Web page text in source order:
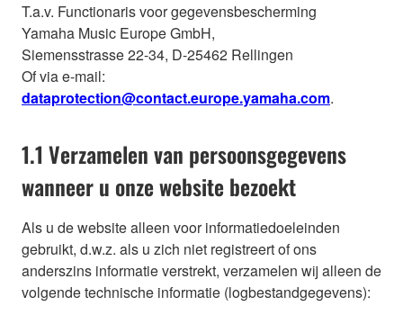
T.a.v. Functionaris voor gegevensbescherming
Yamaha Music Europe GmbH,
Siemensstrasse 22-34, D-25462 Rellingen
Of via e-mail:
dataprotection@contact.europe.yamaha.com.
1.1 Verzamelen van persoonsgegevens
wanneer u onze website bezoekt
Als u de website alleen voor informatiedoeleinden
gebruikt, d.w.z. als u zich niet registreert of ons
anderszins informatie verstrekt, verzamelen wij alleen de
volgende technische informatie (logbestandgegevens):